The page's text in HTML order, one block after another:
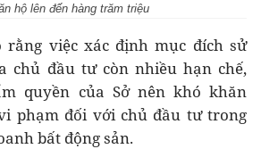
hộ lên đến hàng trăm triệu
rằng việc xác định mục đích sử
chủ đầu tư còn nhiều hạn chế,
quyền của Sở nên khó khăn
phạm đối với chủ đầu tư trong
bất động sản.